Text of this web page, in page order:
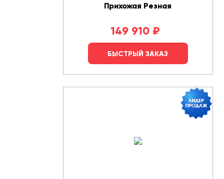
Прихожая Резная
149 910 ₽
БЫСТРЫЙ ЗАКАЗ